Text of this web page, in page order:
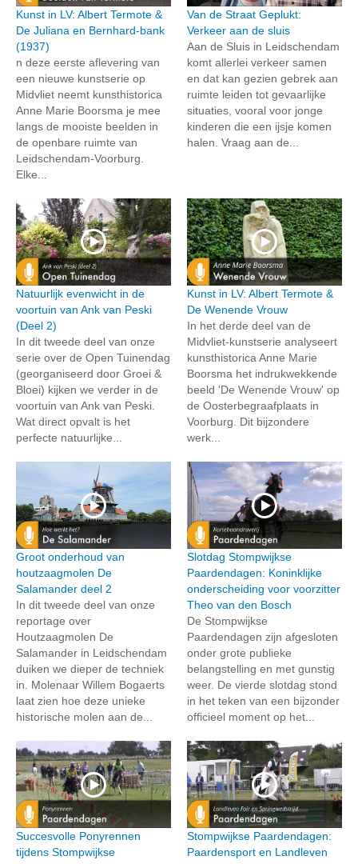
Kunst in LV: Albert Termote &
De Juliana en Bernhard-bank
(1937)
n deze eerste aflevering van
een nieuwe kunstserie op
Midvliet neemt kunsthistorica
Anne Marie Boorsma je mee
langs de mooiste beelden in
de openbare ruimte van
Leidschendam-Voorburg.
Elke...
Van de Straat Geplukt:
Verkeer aan de sluis
Aan de Sluis in Leidschendam
komt allerlei verkeer samen
en dat kan gezien gebrek aan
ruimte leiden tot gevaarlijke
situaties, vooral voor jonge
kinderen die een ijsje komen
halen. Vraag aan de...
Natuurlijk evenwicht in de
voortuin van Ank van Peski
(Deel 2)
In dit tweede deel van onze
serie over de Open Tuinendag
(georganiseerd door Groei &
Bloei) kijken we verder in de
voortuin van Ank van Peski.
Wat direct opvalt is het
perfecte natuurlijke...
Kunst in LV: Albert Termote &
De Wenende Vrouw
In het derde deel van de
Midvliet-kunstserie analyseert
kunsthistorica Anne Marie
Boorsma het indrukwekkende
beeld 'De Wenende Vrouw' op
de Oosterbegraafplaats in
Voorburg. Dit bijzondere
werk...
Groot onderhoud van
houtzaagmolen De
Salamander deel 2
In dit tweede deel van onze
reportage over
Houtzaagmolen De
Salamander in Leidschendam
duiken we dieper de techniek
in. Molenaar Willem Bogaerts
laat zien hoe deze unieke
historische molen aan de...
Slotdag Stompwijkse
Paardendagen: Koninklijke
onderscheiding voor voorzitter
Theo van den Bosch
De Stompwijkse
Paardendagen zijn afgesloten
onder grote publieke
belangstelling en met gunstig
weer. De vierde slotdag stond
in het teken van een bijzonder
officieel moment op het...
Succesvolle Ponyrennen
tijdens Stompwijkse
Stompwijkse Paardendagen:
Paardensport en Landleven